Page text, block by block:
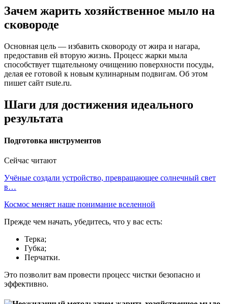
Зачем жарить хозяйственное мыло на
сковороде
Основная цель — избавить сковороду от жира и нагара,
предоставив ей вторую жизнь. Процесс жарки мыла
способствует тщательному очищению поверхности посуды,
делая ее готовой к новым кулинарным подвигам. Об этом
пишет сайт rsute.ru.
Шаги для достижения идеального
результата
Подготовка инструментов
Сейчас читают
Учёные создали устройство, превращающее солнечный свет
в…
Космос меняет наше понимание вселенной
Прежде чем начать, убедитесь, что у вас есть:
Терка;
Губка;
Перчатки.
Это позволит вам провести процесс чистки безопасно и
эффективно.